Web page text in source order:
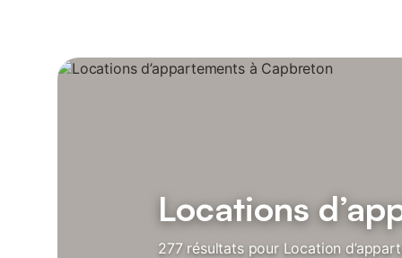
Locations
277 résultats pour Location